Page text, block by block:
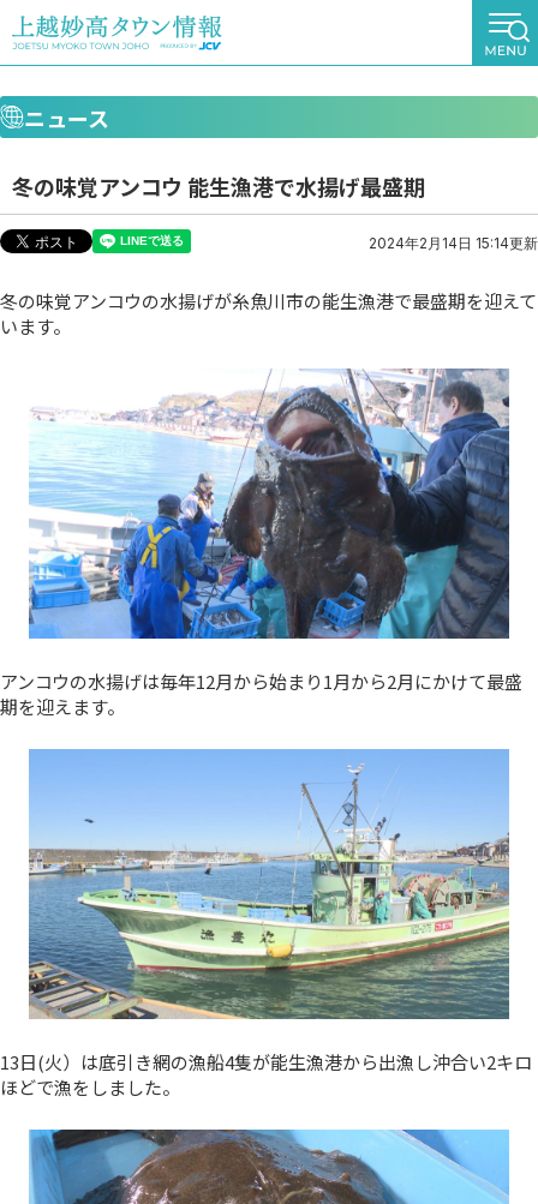
ニュース
冬の味覚アンコウ 能生漁港で水揚げ最盛期
2024年2月14日 15:14更新
冬の味覚アンコウの水揚げが糸魚川市の能生漁港で最盛期を迎えて
います。
アンコウの水揚げは毎年12月から始まり1月から2月にかけて最盛
期を迎えます。
13日(火）は底引き網の漁船4隻が能生漁港から出漁し沖合い2キロ
ほどで漁をしました。